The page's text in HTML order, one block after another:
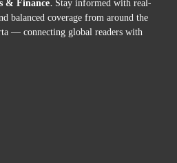
& Finance. Stay informed with real-
balanced coverage from around the
— connecting global readers with